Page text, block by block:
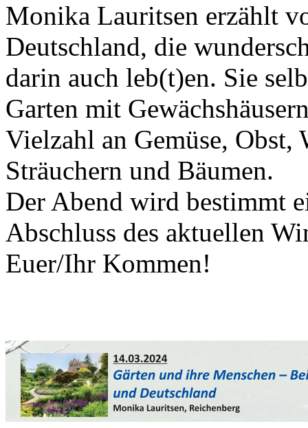
Monika Lauritsen erzählt
Deutschland, die
darin auch leb(t)en. Sie
Garten mit
Vielzahl an Gemüse,
Sträuchern und Bäumen.
Der Abend wird bestimmt
Abschluss des aktuellen
Euer/Ihr Kommen!